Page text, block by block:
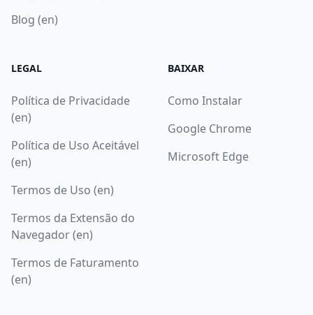
Blog (en)
LEGAL
Política de Privacidade
(en)
Política de Uso Aceitável
(en)
Termos de Uso (en)
Termos da Extensão do
Navegador (en)
Termos de Faturamento
(en)
BAIXAR
Como Instalar
Google Chrome
Microsoft Edge